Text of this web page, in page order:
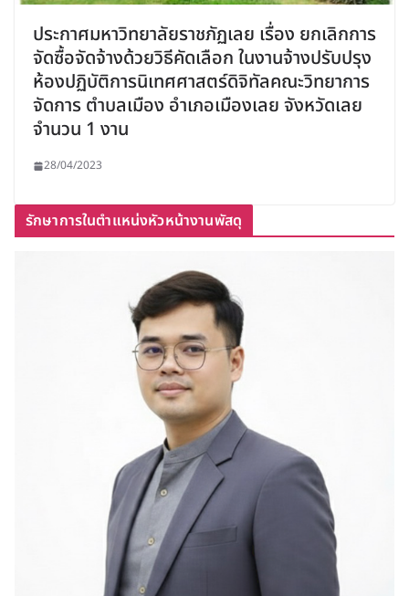
ประกาศมหาวิทยาลัยราชภัฏเลย เรื่อง ยกเลิกการ
จัดซื้อจัดจ้างด้วยวิธีคัดเลือก ในงานจ้างปรับปรุง
ห้องปฏิบัติการนิเทศศาสตร์ดิจิทัลคณะวิทยาการ
จัดการ ตำบลเมือง อำเภอเมืองเลย จังหวัดเลย
จำนวน 1 งาน
28/04/2023
รักษาการในตำแหน่งหัวหน้างานพัสดุ